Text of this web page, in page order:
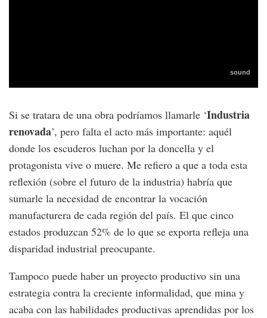
Si se tratara de una obra podríamos llamarle ‘Industria
renovada’, pero falta el acto más importante: aquél
donde los escuderos luchan por la doncella y el
protagonista vive o muere. Me refiero a que a toda esta
reflexión (sobre el futuro de la industria) habría que
sumarle la necesidad de encontrar la vocación
manufacturera de cada región del país. El que cinco
estados produzcan 52% de lo que se exporta refleja una
disparidad industrial preocupante.
Tampoco puede haber un proyecto productivo sin una
estrategia contra la creciente informalidad, que mina y
acaba con las habilidades productivas aprendidas por los